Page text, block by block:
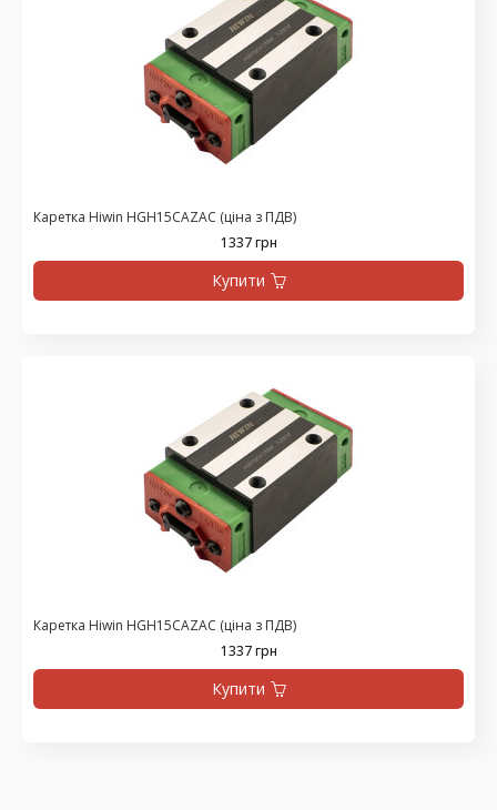
Каретка Hiwin HGH15CAZAC (ціна з ПДВ)
1337 грн
Купити
Каретка Hiwin HGH15CAZAC (ціна з ПДВ)
1337 грн
Купити